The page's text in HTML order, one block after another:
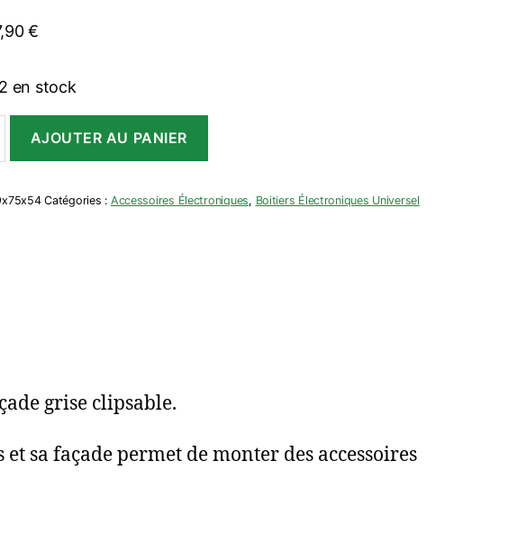
initial
€Le
actuel
en stock
AJOUTER AU PANIER
Catégories : Accessoires Électroniques, Boitiers Électroniques Universel
grise clipsable.
sa façade permet de monter des accessoires